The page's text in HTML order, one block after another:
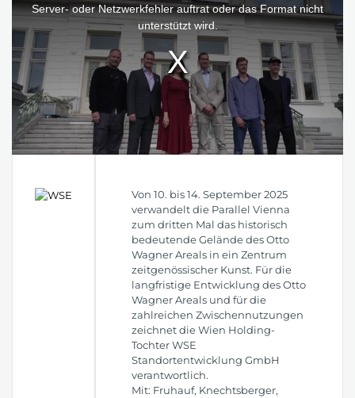
window.Server- oder Netzwerkfehler auftrat oder das Format nicht
unterstützt wird.
Von 10. bis 14. September 2025
verwandelt die Parallel Vienna
zum dritten Mal das historisch
bedeutende Gelände des Otto
Wagner Areals in ein Zentrum
zeitgenössischer Kunst. Für die
langfristige Entwicklung des Otto
Wagner Areals und für die
zahlreichen Zwischennutzungen
zeichnet die Wien Holding-
Tochter WSE
Standortentwicklung GmbH
verantwortlich.
Mit: Fruhauf, Knechtsberger,